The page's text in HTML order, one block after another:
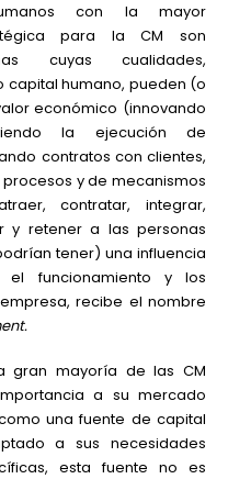
con la mayor
para la CM son
cuyas cualidades,
capital humano, pueden (o
económico (innovando
la ejecución de
contratos con clientes,
y de mecanismos
contratar, integrar,
y retener a las personas
tener) una influencia
el funcionamiento y los
recibe el nombre
gran mayoría de las CM
a su mercado
una fuente de capital
a sus necesidades
esta fuente no es